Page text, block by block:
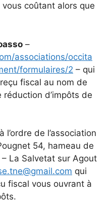
coûtant alors que
–
associations/occita
formulaires/2 – qui
fiscal au nom de
réduction d’impôts de
à l’ordre de l’association
54, hameau de
La Salvetat sur Agout
qui
fiscal vous ouvrant à